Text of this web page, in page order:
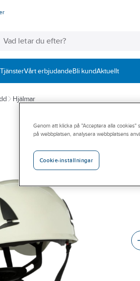
TjänsterVårt erbjudandeBli kundAktuellt
Hjälmar
Genom att klicka på "Acceptera alla
på webbplatsen, analysera webbplatsens
Cookie-inställningar